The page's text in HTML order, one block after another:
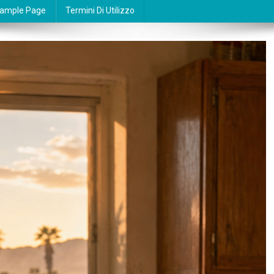
Page Termini Di Utilizzo